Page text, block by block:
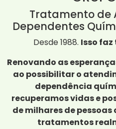
Tratamento de
Dependentes
Desde 1988. Isso
Renovando as
ao possibilitar o
dependência
recuperamos vidas e
de milhares de
tratamentos